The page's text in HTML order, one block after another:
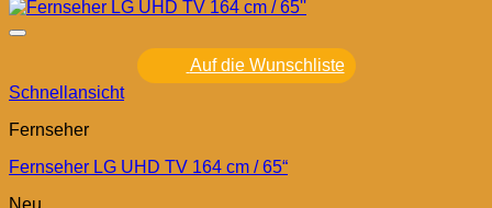
Auf die Wunschliste
Schnellansicht
Fernseher
Fernseher LG UHD TV 164 cm / 65“